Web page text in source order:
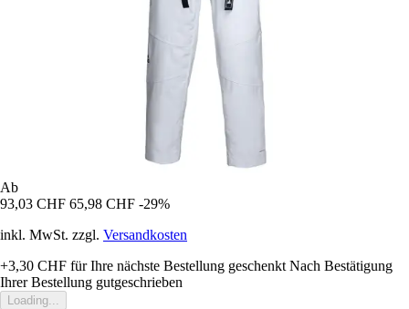
Ab
93,03 CHF 65,98 CHF -29%
inkl. MwSt. zzgl. Versandkosten
+3,30 CHF für Ihre nächste Bestellung geschenkt Nach Bestätigung
Ihrer Bestellung gutgeschrieben
Loading...